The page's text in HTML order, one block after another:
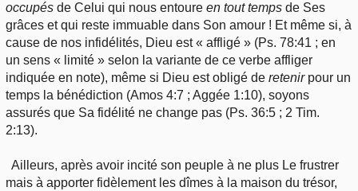
occupés de Celui qui nous entoure en tout temps de Ses
grâces et qui reste immuable dans Son amour ! Et même si, à
cause de nos infidélités, Dieu est « affligé » (Ps. 78:41 ; en
un sens « limité » selon la variante de ce verbe affliger
indiquée en note), même si Dieu est obligé de retenirpour un
temps la bénédiction (Amos 4:7 ; Aggée 1:10), soyons
assurés que Sa fidélité ne change pas (Ps. 36:5 ; 2 Tim.
2:13).
Ailleurs, après avoir incité son peuple à ne plus Le frustrer
mais à apporter fidèlement les dîmes à la maison du trésor,